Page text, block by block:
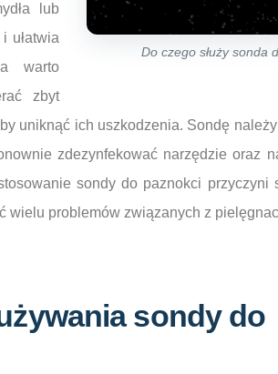
Do czego służy sonda
lub
ułatwia
warto
zbyt
uniknąć ich uszkodzenia. Sondę
zdezynfekować narzędzie oraz
sondy do paznokci przyczyni
problemów związanych z
sondy do